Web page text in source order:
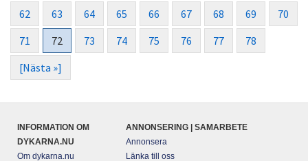
62
63 64 65 66 67 68 69
70
71
72 73 74 75 76 77
78
[Nästa »]
INFORMATION OM
DYKARNA.NU
Om dykarna.nu
ANNONSERING | SAMARBETE
Annonsera
Länka till oss